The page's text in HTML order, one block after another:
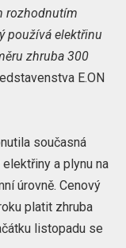
rozhodnutím
používá elektřinu
zhruba 300
E.ON
současná
a plynu na
úrovně. Cenový
platit zhruba
listopadu se